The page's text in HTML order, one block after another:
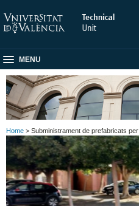
MENU
Home > Subministrament de prefabricats